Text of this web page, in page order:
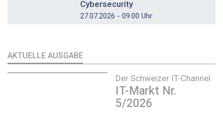
Cybersecurity
27.07.2026 - 09:00 Uhr
AKTUELLE AUSGABE
Der Schweizer IT-Channel
IT-Markt Nr.
5/2026